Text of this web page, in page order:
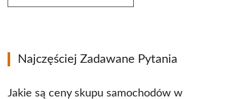
Najczęściej Zadawane Pytania
Jakie są ceny skupu samochodów w